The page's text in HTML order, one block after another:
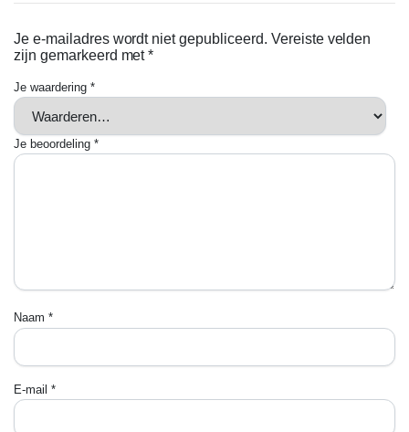
Je e-mailadres wordt niet gepubliceerd. Vereiste velden
zijn gemarkeerd met*
Je waardering *
Je beoordeling *
Naam *
E-mail *